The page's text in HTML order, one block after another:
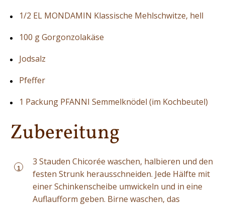
1/2 EL MONDAMIN Klassische Mehlschwitze, hell
100 g Gorgonzolakäse
Jodsalz
Pfeffer
1 Packung PFANNI Semmelknödel (im Kochbeutel)
Zubereitung
1
3 Stauden Chicorée waschen, halbieren und den
festen Strunk herausschneiden. Jede Hälfte mit
einer Schinkenscheibe umwickeln und in eine
Auflaufform geben. Birne waschen, das